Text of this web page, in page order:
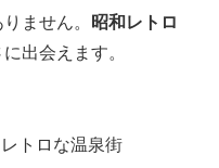
ません。
昭和レトロ
出会えます。
トロな温泉街